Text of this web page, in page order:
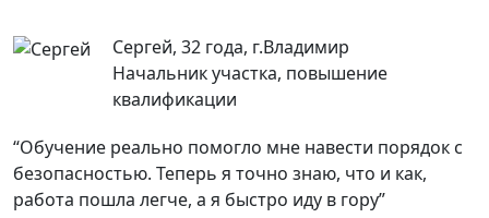
Сергей, 32 года, г.Владимир
Начальник участка, повышение
квалификации
“Обучение реально помогло мне навести порядок с
безопасностью. Теперь я точно знаю, что и как,
работа пошла легче, а я быстро иду в гору”